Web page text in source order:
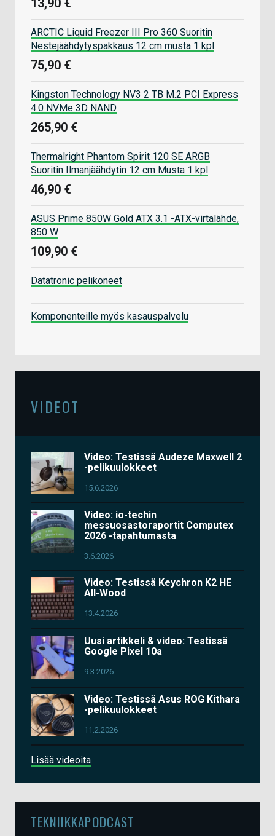
ARCTIC Liquid Freezer III Pro 360 Suoritin
Nestejäähdytyspakkaus 12 cm musta 1 kpl
75,90 €
Kingston Technology NV3 2 TB M.2 PCI Express
4.0 NVMe 3D NAND
265,90 €
Thermalright Phantom Spirit 120 SE ARGB
Suoritin Ilmanjäähdytin 12 cm Musta 1 kpl
46,90 €
ASUS Prime 850W Gold ATX 3.1 -ATX-virtalähde,
850 W
109,90 €
Datatronic pelikoneet
Komponenteille myös kasauspalvelu
VIDEOT
Video: Testissä Audeze Maxwell 2
-pelikuulokkeet
15.6.2026
Video: io-techin
messuosastoraportit Computex
2026 -tapahtumasta
3.6.2026
Video: Testissä Keychron K2 HE
All-Wood
13.4.2026
Uusi artikkeli & video: Testissä
Google Pixel 10a
9.3.2026
Video: Testissä Asus ROG Kithara
-pelikuulokkeet
11.2.2026
Lisää videoita
TEKNIIKKAPODCAST